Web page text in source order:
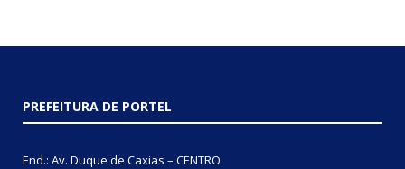
PREFEITURA DE PORTEL
End.: Av. Duque de Caxias – CENTRO